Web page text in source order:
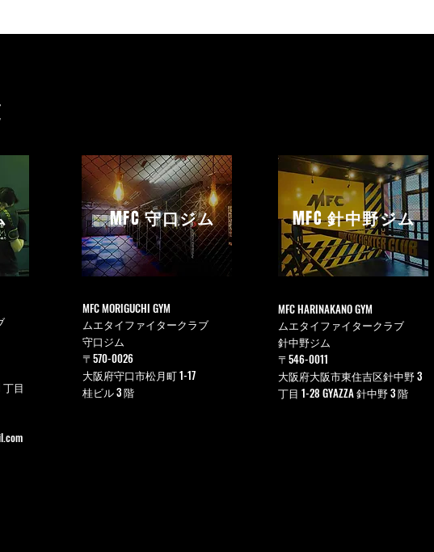
目
MFC守口ジム
MFC MORIGUCHI GYM
ムエタイファイタークラブ
守口ジム
〒570-0026
大阪府守口市松月町 1-17
桂ビル 3 階
MFC針中野ジム
MFC HARINAKANO GYM
ムエタイファイタークラブ
針中野ジム
〒546-0011
大阪府大阪市東住吉区針中野 3
丁目 1-28 GYAZZA 針中野 3 階